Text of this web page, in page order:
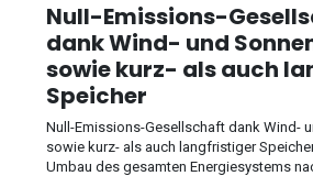
Null-Emissions-
dank Wind- und
sowie kurz- als auch
Speicher
Null-Emissions-Gesellschaft dank Wind-
sowie kurz- als auch langfristiger
Umbau des gesamten Energiesystems